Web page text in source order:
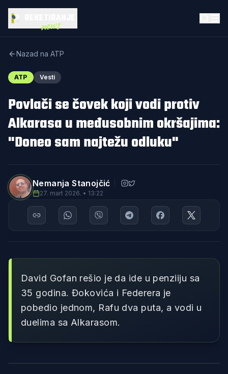
news
Nazad na ATP
ATP Vesti
Povlači se čovek koji vodi protiv
Alkarasa u međusobnim okršajima:
"Doneo sam najtežu odluku"
Nemanja Stanojčić
27. mart 2026. • 13:22
David Gofan rešio je da ide u penziiju sa
35 godina. Đokovića i Federera je
pobedio jednom, Rafu dva puta, a vodi u
duelima sa Alkarasom.